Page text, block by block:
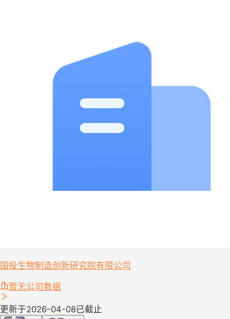
国投生物制造创新研究院有限公司
暂无公司数据
更新于2026-04-08已截止